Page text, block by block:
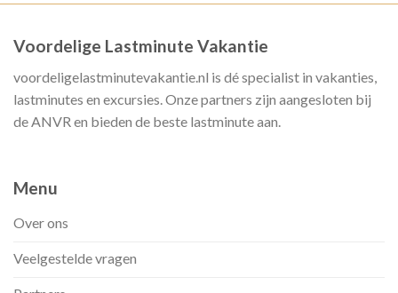
Voordelige Lastminute Vakantie
voordeligelastminutevakantie.nl is dé specialist in vakanties,
lastminutes en excursies. Onze partners zijn aangesloten bij
de ANVR en bieden de beste lastminute aan.
Menu
Over ons
Veelgestelde vragen